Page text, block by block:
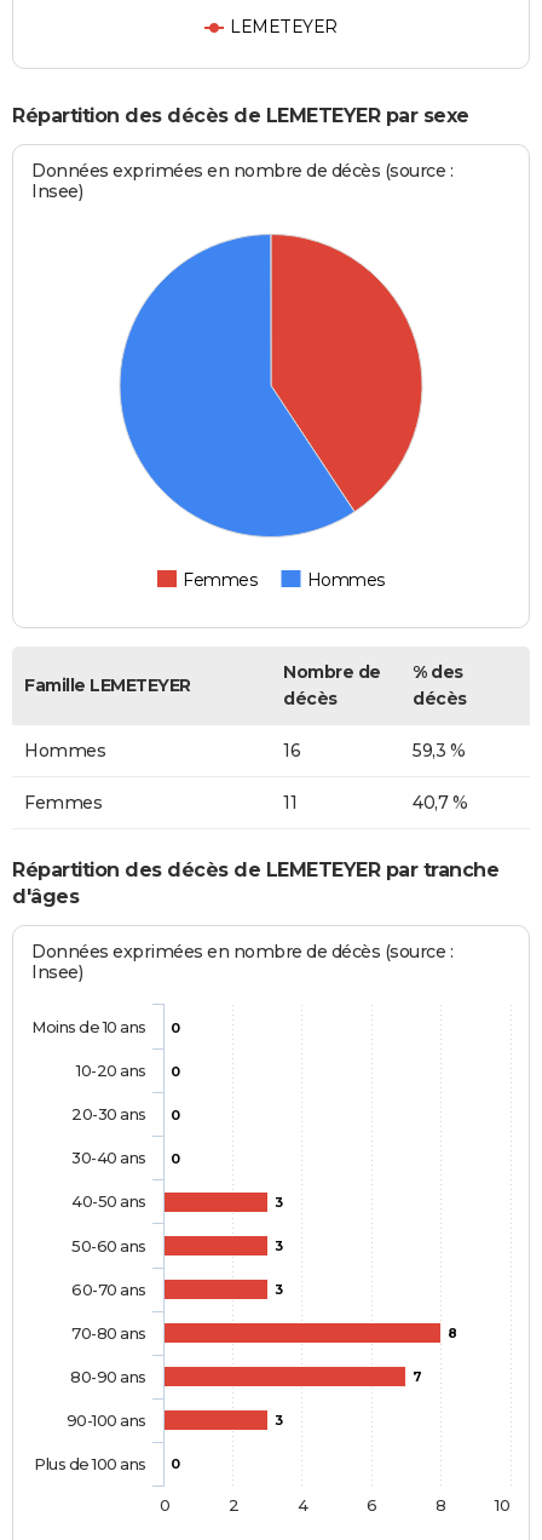
LEMETEYER
Répartition des décès de LEMETEYER par sexe
Données exprimées en nombre de décès (source :
Insee)
Femmes Hommes
Famille LEMETEYER
Nombre de
décès
% des
décès
Hommes 16 59,3 %
Femmes 11 40,7 %
Répartition des décès de LEMETEYER par tranche
d'âges
Données exprimées en nombre de décès (source :
Insee)
0
0
0
0
3
3
3
8
7
3
0
Moins de 10 ans
10-20 ans
20-30 ans
30-40 ans
40-50 ans
50-60 ans
60-70 ans
70-80 ans
80-90 ans
90-100 ans
Plus de 100 ans
0 2 4 6 8 10